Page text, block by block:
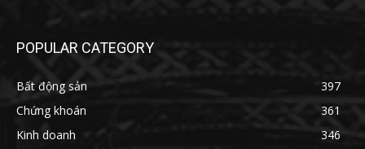
POPULAR CATEGORY
Bất động sản
397
Chứng khoán
361
Kinh doanh
346